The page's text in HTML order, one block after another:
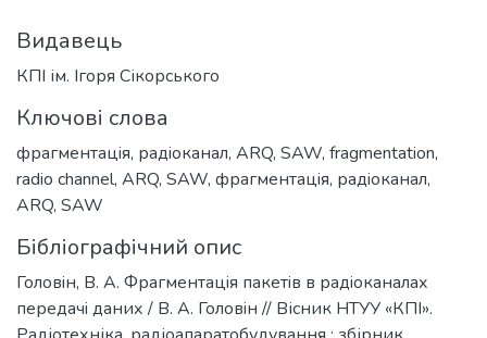
Видавець
КПІ ім. Ігоря Сікорського
Ключові слова
фрагментацiя, радiоканал, ARQ, SAW, fragmentation,
radio channel, ARQ, SAW, фрагментацiя, радiоканал,
ARQ, SAW
Бібліографічний опис
Головiн, В. А. Фрагментацiя пакетiв в радiоканалах
передачi даних / В. А. Головiн // Вісник НТУУ «КПІ».